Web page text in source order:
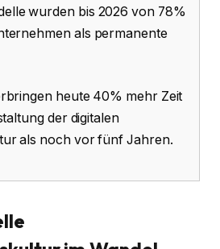
wurden bis 2026 von 78%
als permanente
heute 40% mehr Zeit
der digitalen
als noch vor fünf Jahren.